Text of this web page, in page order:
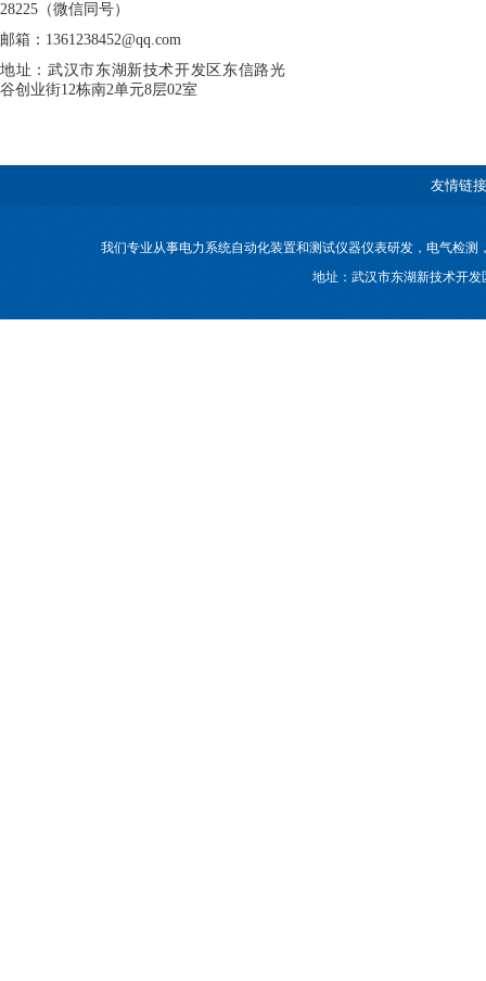
28225（微信同号）
邮箱：1361238452@qq.com
地址：武汉市东湖新技术开发区东信路光
谷创业街12栋南2单元8层02室
友情链
我们专业从事电力系统自动化装置和测试仪器仪表研发，电气检
地址：武汉市东湖新技术开发